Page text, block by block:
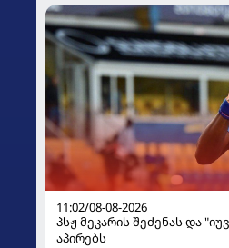
11:02/08-08-2026
პსჟ მეკარის შეძენას და
აპირებს